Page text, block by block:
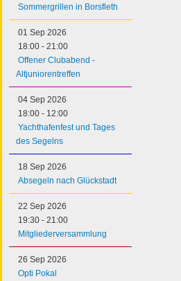
Sommergrillen in Borsfleth
01 Sep 2026
18:00 - 21:00
Offener Clubabend -
Altjuniorentreffen
04 Sep 2026
18:00 - 12:00
Yachthafenfest und Tages
des Segelns
18 Sep 2026
Absegeln nach Glückstadt
22 Sep 2026
19:30 - 21:00
Mitgliederversammlung
26 Sep 2026
Opti Pokal